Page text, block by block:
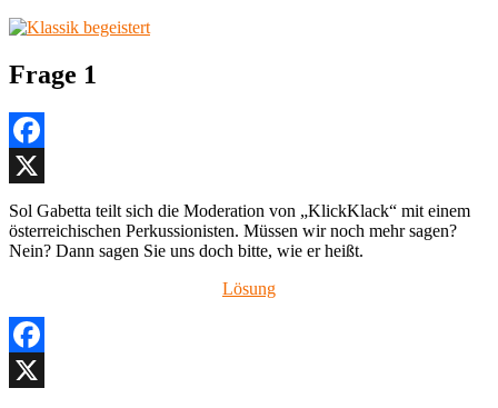
Frage 1
Facebook
X
Sol Gabetta teilt sich die Moderation von „KlickKlack“ mit einem
österreichischen Perkussionisten. Müssen wir noch mehr sagen?
Nein? Dann sagen Sie uns doch bitte, wie er heißt.
Lösung
Facebook